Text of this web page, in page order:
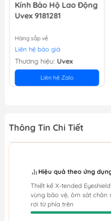
Kính Bảo Hộ Lao Động
Uvex 9181281
Hàng sắp về
Liên hệ báo giá
Thương hiệu: Uvex
Liên hệ Zalo
Thông Tin Chi Tiết
Hiệu quả theo ứng
Thiết kế X-tended
vùng bảo vệ, ôm sát chân
rơi từ phía trên